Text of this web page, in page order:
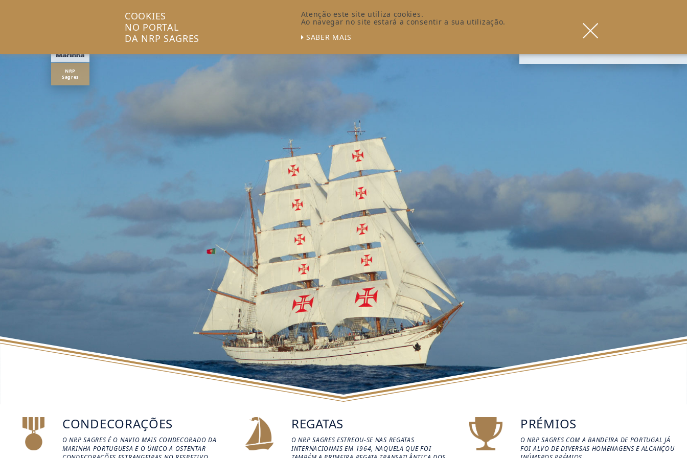
COOKIES
NO PORTAL
DA NRP SAGRES
Atenção este site utiliza cookies.
Ao navegar no site estará a consentir a sua utilização.
SABER MAIS
NRP
Sagres
CONDECORAÇÕES
O NRP SAGRES É O NAVIO MAIS CONDECORADO DA
MARINHA PORTUGUESA E O ÚNICO A OSTENTAR
REGATAS
O NRP SAGRES ESTREOU-SE NAS REGATAS
INTERNACIONAIS EM 1964, NAQUELA QUE FOI
PRÉMIOS
O NRP SAGRES COM A BANDEIRA DE PORTUGAL JÁ
FOI ALVO DE DIVERSAS HOMENAGENS E ALCANÇOU